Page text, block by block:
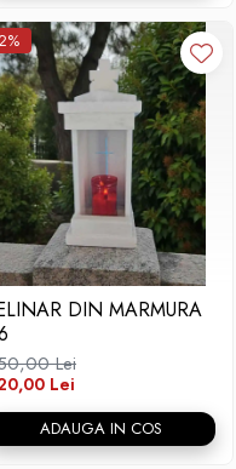
DIN MARMURA
Lei
Lei
ADAUGA IN COS